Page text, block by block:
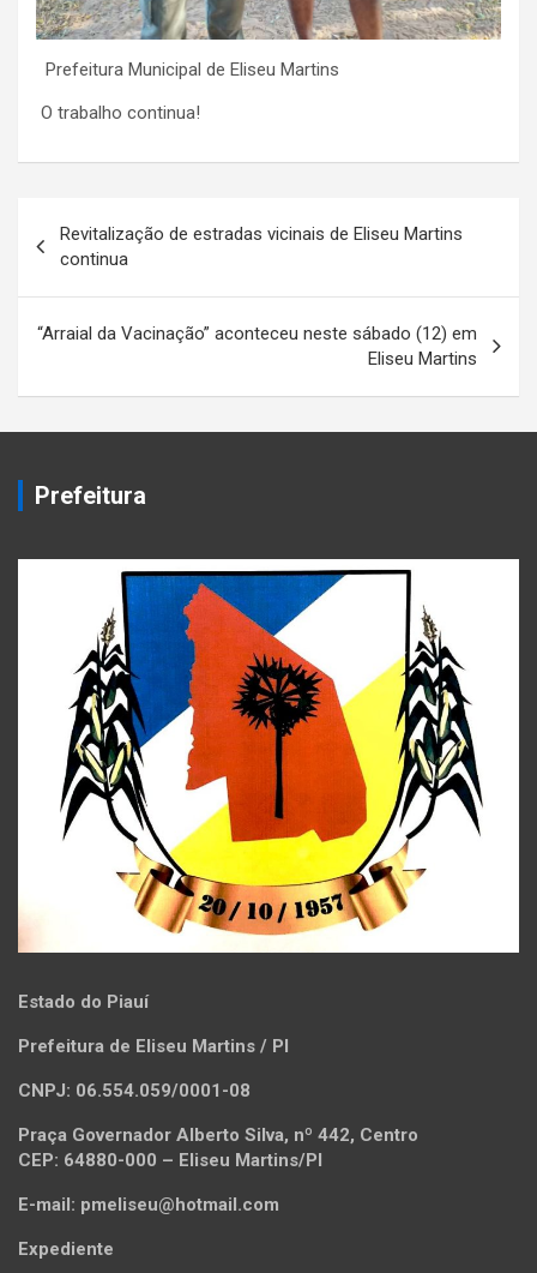
Prefeitura Municipal de Eliseu Martins
O trabalho continua!
de
Post
Revitalização de estradas vicinais de Eliseu Martins
continua
“Arraial da Vacinação” aconteceu neste sábado (12) em
Eliseu Martins
Prefeitura
Estado do Piauí
Prefeitura de Eliseu Martins / PI
CNPJ: 06.554.059/0001-08
Praça Governador Alberto Silva, nº 442, Centro
CEP: 64880-000 – Eliseu Martins/PI
E-mail: pmeliseu@hotmail.com
Expediente